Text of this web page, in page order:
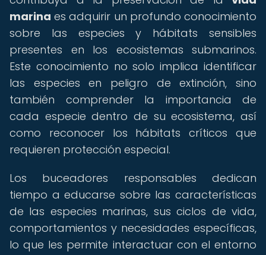
marina es adquirir un profundo conocimiento
sobre las especies y hábitats sensibles
presentes en los ecosistemas submarinos.
Este conocimiento no solo implica identificar
las especies en peligro de extinción, sino
también comprender la importancia de
cada especie dentro de su ecosistema, así
como reconocer los hábitats críticos que
requieren protección especial.
Los buceadores responsables dedican
tiempo a educarse sobre las características
de las especies marinas, sus ciclos de vida,
comportamientos y necesidades específicas,
lo que les permite interactuar con el entorno